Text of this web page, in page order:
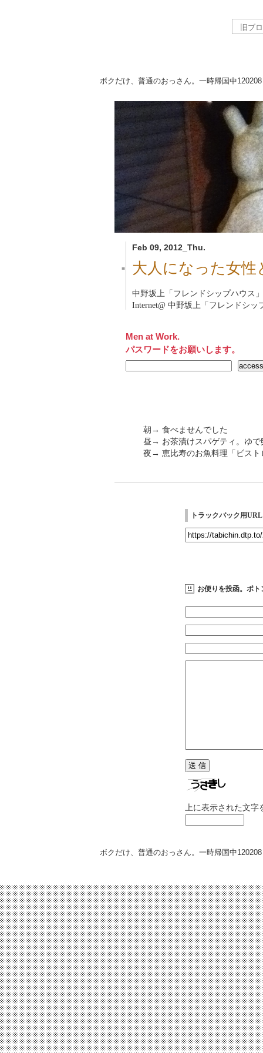
ボクだけ、普通のおっさん。一時帰国中120208
Feb 09, 2012_Thu.
■ 大人になった女性
中野坂上「フレンドシップハウス」
Internet@ 中野坂上「フレンドシッ
Men at Work.
パスワードをお願いします。
朝→ 食べませんでした
昼→ お茶漬けスパゲティ。ゆで
夜→ 恵比寿のお魚料理「ビスト
トラックバック用URL
お便りを投函。ポト
上に表示された文
ボクだけ、普通のおっさん。一時帰国中120208